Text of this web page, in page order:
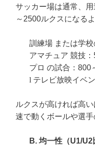
サッカー場は通常、
～2500ルクスになる
訓練場 または学
アマチュア 競技：
プロ の試合：800
l テレビ放映イベ
ルクスが高ければ高
速で動くボールや選手
B. 均一性（U1/U2